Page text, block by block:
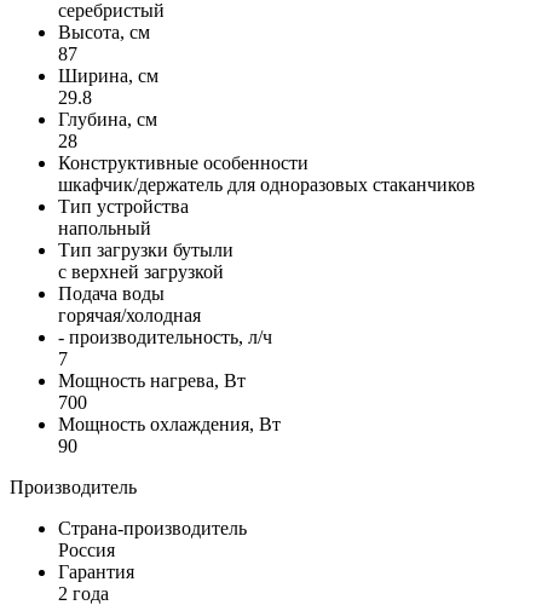
серебристый
Высота, см
87
Ширина, см
29.8
Глубина, см
28
Конструктивные особенности
шкафчик/держатель для одноразовыx стаканчиков
Тип устройства
напольный
Тип загрузки бутыли
с верxней загрузкой
Подача воды
горячая/холодная
- производительность, л/ч
7
Мощность нагрева, Вт
700
Мощность охлаждения, Вт
90
Производитель
Страна-производитель
Россия
Гарантия
2 года